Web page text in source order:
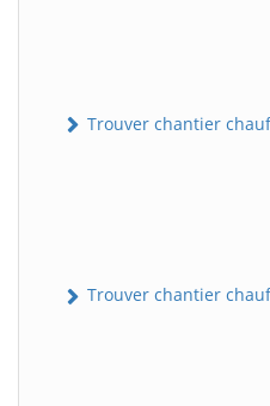
Trouver chantier
Trouver chantier